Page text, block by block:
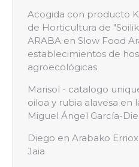
Acogida con producto
de Horticultura de
ARABA en Slow Food
establecimientos de
agroecológicas
Marisol - catalogo
oiloa y rubia alavesa en
Miguel Ángel García-
Diego en Arabako
Jaia